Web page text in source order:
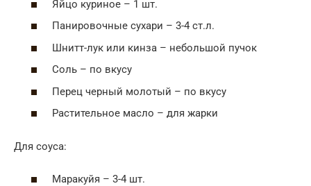
Яйцо куриное – 1 шт.
Панировочные сухари – 3-4 ст.л.
Шнитт-лук или кинза – небольшой пучок
Соль – по вкусу
Перец черный молотый – по вкусу
Растительное масло – для жарки
Для соуса:
Маракуйя – 3-4 шт.